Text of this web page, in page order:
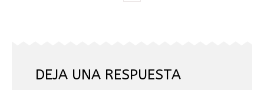
DEJA UNA RESPUESTA